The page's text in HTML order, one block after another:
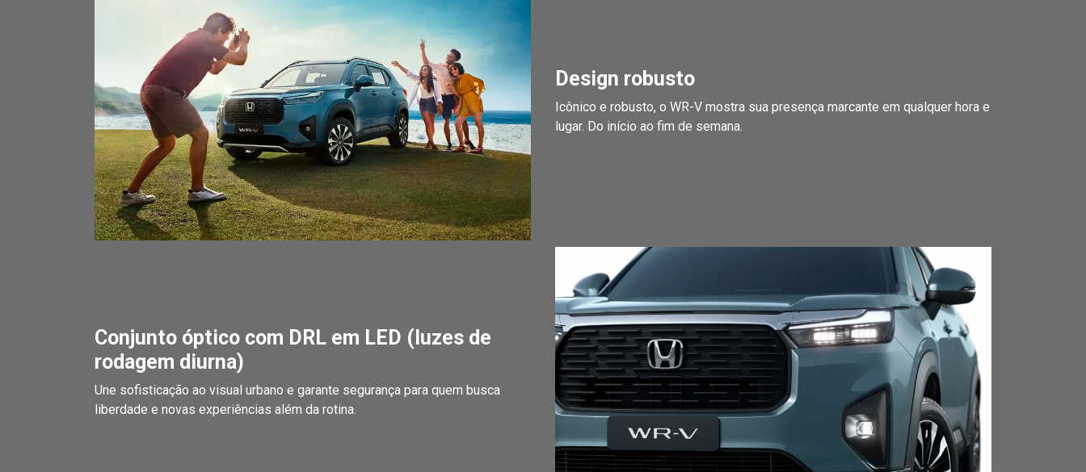
Design robusto
Icônico e robusto, o WR-V mostra sua presença marcante em qualquer hora e
lugar. Do início ao fim de semana.
Conjunto óptico com DRL em LED (luzes de
rodagem diurna)
Une sofisticação ao visual urbano e garante segurança para quem busca
liberdade e novas experiências além da rotina.